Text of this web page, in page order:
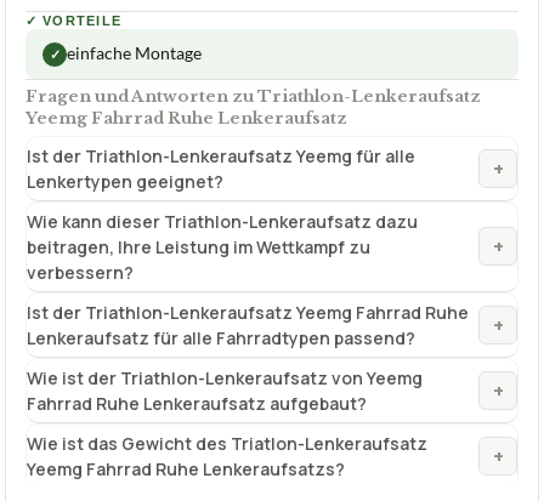
✓ VORTEILE
✓ einfache Montage
Fragen und Antworten zu Triathlon-Lenkeraufsatz
Yeemg Fahrrad Ruhe Lenkeraufsatz
Ist der Triathlon-Lenkeraufsatz Yeemg für alle
Lenkertypen geeignet?
+
Wie kann dieser Triathlon-Lenkeraufsatz dazu
beitragen, Ihre Leistung im Wettkampf zu
verbessern?
+
Ist der Triathlon-Lenkeraufsatz Yeemg Fahrrad Ruhe
Lenkeraufsatz für alle Fahrradtypen passend?
+
Wie ist der Triathlon-Lenkeraufsatz von Yeemg
Fahrrad Ruhe Lenkeraufsatz aufgebaut?
+
Wie ist das Gewicht des Triatlon-Lenkeraufsatz
Yeemg Fahrrad Ruhe Lenkeraufsatzs?
+